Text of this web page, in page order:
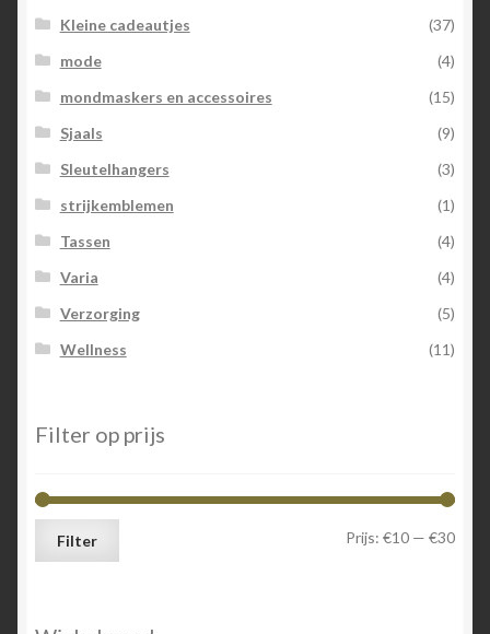
Kleine cadeautjes
(37)
mode
(4)
mondmaskers en accessoires
(15)
Sjaals
(9)
Sleutelhangers
(3)
strijkemblemen
(1)
Tassen
(4)
Varia
(4)
Verzorging
(5)
Wellness
(11)
Filter op prijs
Min.
Max.
Filter Prijs: €10 — €30